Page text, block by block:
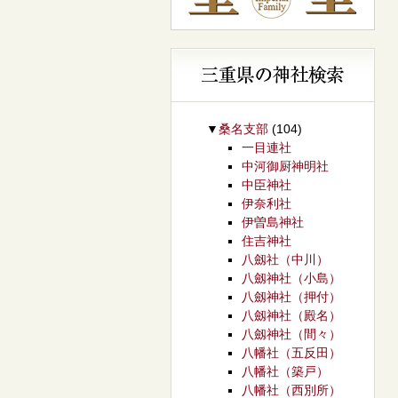
▼桑名支部 (104)
一目連社
中河御厨神明社
中臣神社
伊奈利社
伊曽島神社
住吉神社
八劔社（中川）
八劔神社（小島）
八劔神社（押付）
八劔神社（殿名）
八劔神社（間々）
八幡社（五反田）
八幡社（築戸）
八幡社（西別所）